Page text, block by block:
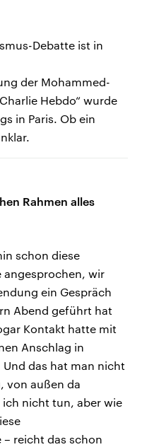
Debatte ist in
der Mohammed-
Hebdo“ wurde
in Paris. Ob ein
Rahmen alles
schon diese
angesprochen, wir
ein Gespräch
Abend geführt hat
Kontakt hatte mit
Anschlag in
das hat man nicht
von außen da
nicht tun, aber wie
reicht das schon